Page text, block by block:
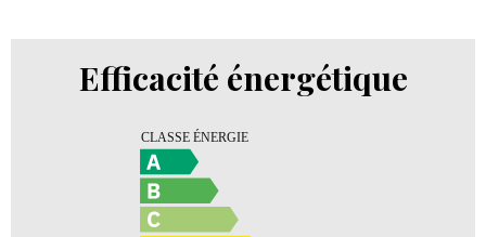
Efficacité énergétique